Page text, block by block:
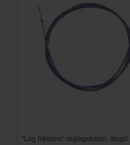
"Låg friktions" reglagekabel, längd